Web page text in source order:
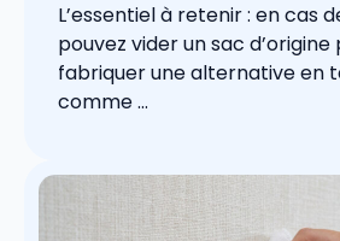
L’essentiel à retenir : en cas
pouvez vider un sac d’origine
fabriquer une alternative en
comme ...